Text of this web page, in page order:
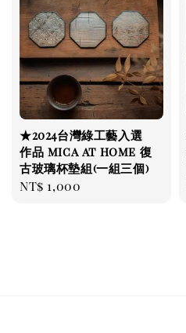
★2024台灣綠工藝入選
作品 mica at home 復
古玻璃杯墊組(一組三個)
Regular
NT$ 1,000